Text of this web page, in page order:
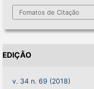
Fomatos de Citação
EDIÇÃO
v. 34 n. 69 (2018)